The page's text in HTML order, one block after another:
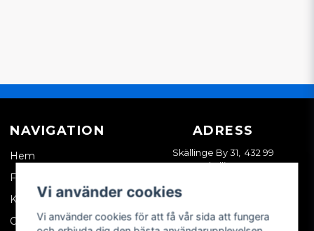
NAVIGATION
Hem
Företagskund
Kontakta oss
Om oss
ADRESS
Skällinge By 31, 432 99
Skällinge
Vi använder cookies
Vi använder cookies för att få vår sida att fungera